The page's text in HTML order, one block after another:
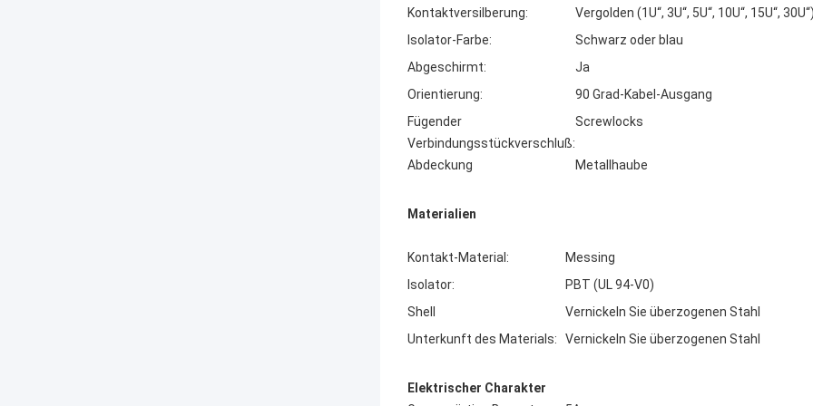
Kontaktversilberung:
Vergolden (1U“, 3U“, 5U“, 10U“, 15U“,
Isolator-Farbe:
Schwarz oder blau
Abgeschirmt:
Ja
Orientierung:
90 Grad-Kabel-Ausgang
Fügender
Verbindungsstückverschluß:
Screwlocks
Abdeckung Metallhaube
Materialien
Kontakt-Material:
Messing
Isolator:
PBT (UL 94-V0)
Shell
Vernickeln Sie überzogenen Stahl
Unterkunft des Materials:
Vernickeln Sie überzogenen Stahl
Elektrischer Charakter